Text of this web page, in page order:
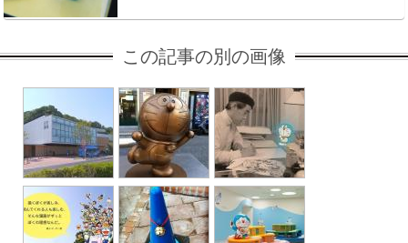
この記事の別の画像